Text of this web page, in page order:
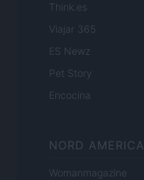
Think.es
Viajar 365
ES Newz
Pet Story
Encocina
NORD AMERICA
Womanmagazine